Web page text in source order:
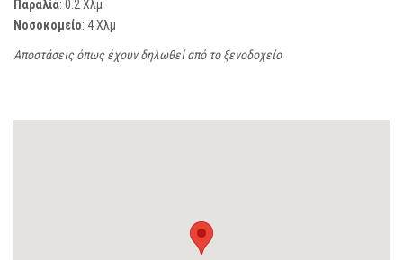
Παραλία: 0.2 Χλμ
Νοσοκομείο: 4 Χλμ
Αποστάσεις όπως έχουν δηλωθεί από το ξενοδοχείο